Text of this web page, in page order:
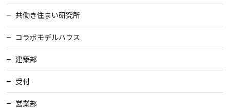
共働き住まい研究所
コラボモデルハウス
建築部
受付
営業部